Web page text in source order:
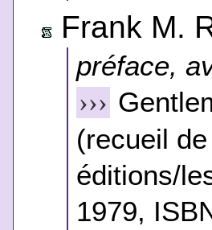
Frank M.
préface,
›››
(recueil
éditions/
1979,